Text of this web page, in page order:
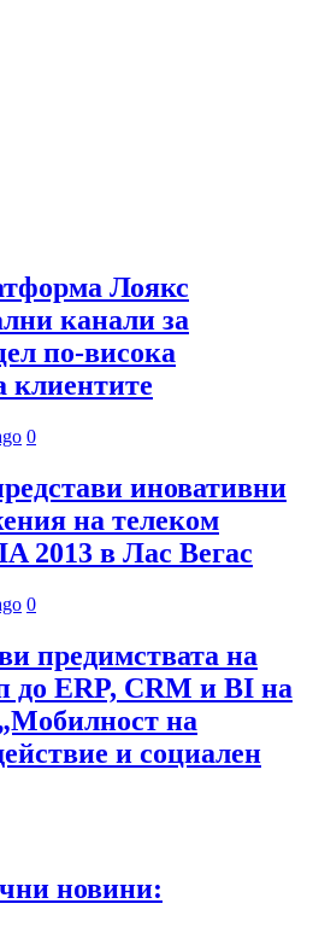
Лоякс
канали за
по-висока
клиентите
0
иновативни
на телеком
2013 в Лас Вегас
0
предимствата на
до ERP, CRM и BI на
на
и социален
новини: